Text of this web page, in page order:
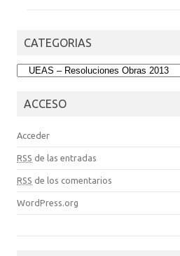
CATEGORIAS
CATEGORIAS
ACCESO
Acceder
RSS de las entradas
RSS de los comentarios
WordPress.org